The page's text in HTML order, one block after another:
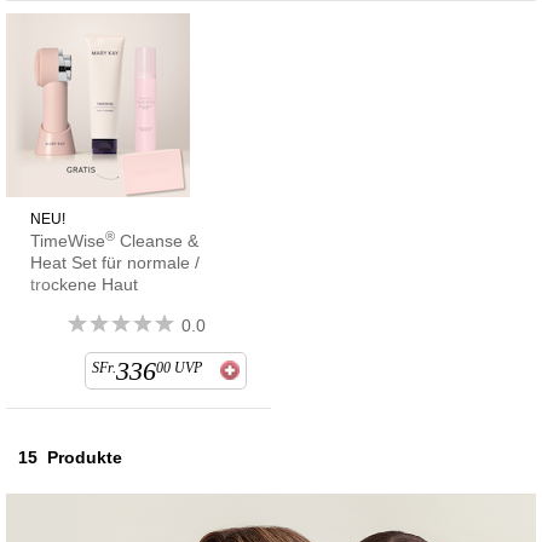
NEU!
TimeWise® Cleanse &
Heat Set für normale /
trockene Haut
0.0
SFr.33600 UVP
15 Produkte